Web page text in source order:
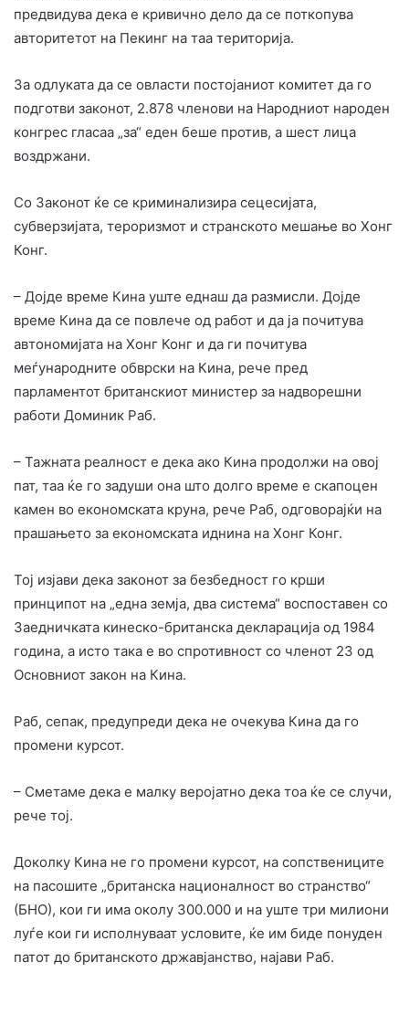
предвидува дека е кривично дело да се поткопува
авторитетот на Пекинг на таа територија.
За одлуката да се овласти постојаниот комитет да го
подготви законот, 2.878 членови на Народниот народен
конгрес гласаа „за“ еден беше против, а шест лица
воздржани.
Со Законот ќе се криминализира сецесијата,
субверзијата, тероризмот и странското мешање во Хонг
Конг.
– Дојде време Кина уште еднаш да размисли. Дојде
време Кина да се повлече од работ и да ја почитува
автономијата на Хонг Конг и да ги почитува
меѓународните обврски на Кина, рече пред
парламентот британскиот министер за надворешни
работи Доминик Раб.
– Тажната реалност е дека ако Кина продолжи на овој
пат, таа ќе го задуши она што долго време е скапоцен
камен во економската круна, рече Раб, одговорајќи на
прашањето за економската иднина на Хонг Конг.
Тој изјави дека законот за безбедност го крши
принципот на „една земја, два система“ воспоставен со
Заедничката кинеско-британска декларација од 1984
година, а исто така е во спротивност со членот 23 од
Основниот закон на Кина.
Раб, сепак, предупреди дека не очекува Кина да го
промени курсот.
– Сметаме дека е малку веројатно дека тоа ќе се случи,
рече тој.
Доколку Кина не го промени курсот, на сопствениците
на пасошите „британска националност во странство“
(БНО), кои ги има околу 300.000 и на уште три милиони
луѓе кои ги исполнуваат условите, ќе им биде понуден
патот до британското државјанство, најави Раб.